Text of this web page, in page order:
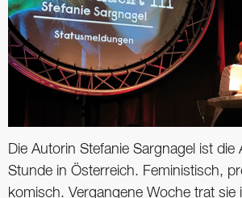
Die Autorin Stefanie Sargnagel ist die
Stunde in Österreich. Feministisch,
komisch. Vergangene Woche trat sie